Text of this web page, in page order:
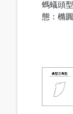
螞蟻頭
態：橢